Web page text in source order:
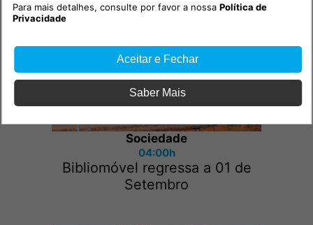
Sociedade
04:00h
Bibliomóvel regressa a 01 de
Setembro
Para mais detalhes, consulte por favor a nossaPolítica de
Privacidade
Aceitar e Fechar
Saber Mais